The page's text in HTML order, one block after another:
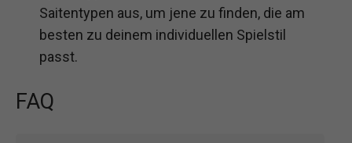
Saitentypen aus, um jene zu finden, die am
besten zu deinem individuellen Spielstil
passt.
FAQ